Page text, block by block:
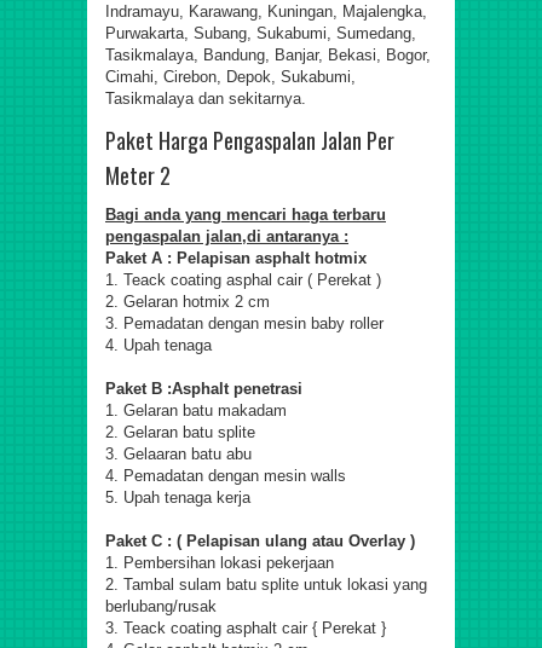
Indramayu, Karawang, Kuningan, Majalengka,
Purwakarta, Subang, Sukabumi, Sumedang,
Tasikmalaya, Bandung, Banjar, Bekasi, Bogor,
Cimahi, Cirebon, Depok, Sukabumi,
Tasikmalaya dan sekitarnya.
Paket Harga Pengaspalan Jalan Per
Meter 2
Bagi anda yang mencari haga terbaru
pengaspalan jalan,di antaranya :
Paket A : Pelapisan asphalt hotmix
1. Teack coating asphal cair ( Perekat )
2. Gelaran hotmix 2 cm
3. Pemadatan dengan mesin baby roller
4. Upah tenaga
Paket B :Asphalt penetrasi
1. Gelaran batu makadam
2. Gelaran batu splite
3. Gelaaran batu abu
4. Pemadatan dengan mesin walls
5. Upah tenaga kerja
Paket C : ( Pelapisan ulang atau Overlay )
1. Pembersihan lokasi pekerjaan
2. Tambal sulam batu splite untuk lokasi yang
berlubang/rusak
3. Teack coating asphalt cair { Perekat }